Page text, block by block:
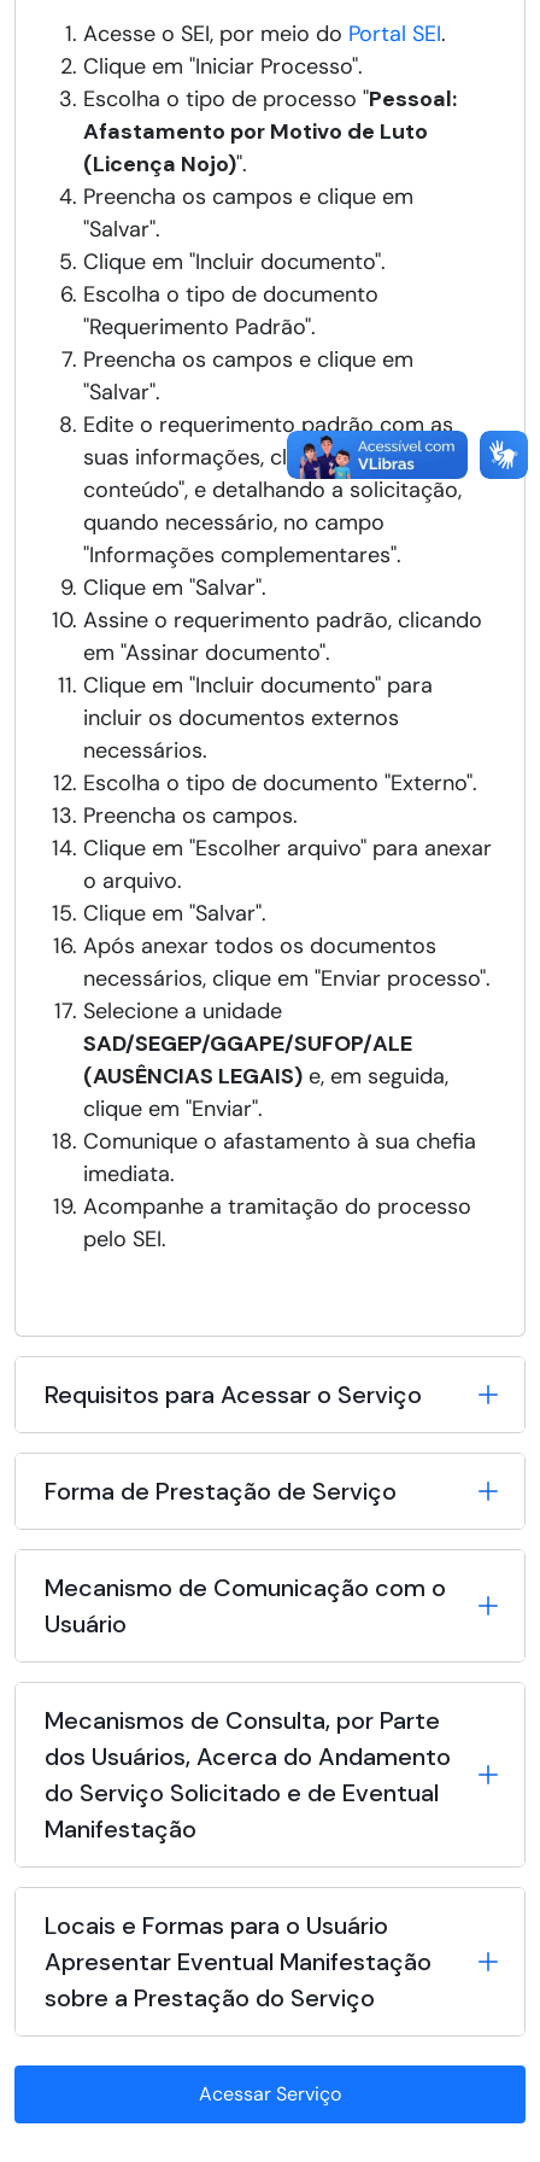
Acesse o SEI, por meio do Portal SEI.
Clique em "Iniciar Processo".
Escolha o tipo de processo "Pessoal:
Afastamento por Motivo de Luto
(Licença Nojo)".
Preencha os campos e clique em
"Salvar".
Clique em "Incluir documento".
Escolha o tipo de documento
"Requerimento Padrão".
Preencha os campos e clique em
"Salvar".
Edite o requerimento padrão com as
suas informações, clicando em "Editar
conteúdo", e detalhando a solicitação,
quando necessário, no campo
"Informações complementares".
Clique em "Salvar".
Assine o requerimento padrão, clicando
em "Assinar documento".
Clique em "Incluir documento" para
incluir os documentos externos
necessários.
Escolha o tipo de documento "Externo".
Preencha os campos.
Clique em "Escolher arquivo" para anexar
o arquivo.
Clique em "Salvar".
Após anexar todos os documentos
necessários, clique em "Enviar processo".
Selecione a unidade
SAD/SEGEP/GGAPE/SUFOP/ALE
(AUSÊNCIAS LEGAIS) e, em seguida,
clique em "Enviar".
Comunique o afastamento à sua chefia
imediata.
Acompanhe a tramitação do processo
pelo SEI.
Requisitos para Acessar o Serviço
Forma de Prestação de Serviço
Mecanismo de Comunicação com o
Usuário
Mecanismos de Consulta, por Parte
dos Usuários, Acerca do Andamento
do Serviço Solicitado e de Eventual
Manifestação
Locais e Formas para o Usuário
Apresentar Eventual Manifestação
sobre a Prestação do Serviço
Acessar Serviço